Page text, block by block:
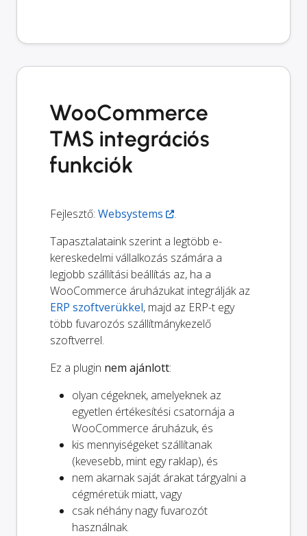
WooCommerce
TMS integrációs
funkciók
Fejlesztő: Websystems
.
Tapasztalataink szerint a legtöbb e-
kereskedelmi vállalkozás számára a
legjobb szállítási beállítás az, ha a
WooCommerce áruházukat integrálják az
ERP szoftverükkel, majd az ERP-t egy
több fuvarozós szállítmánykezelő
szoftverrel.
Ez a plugin nem ajánlott:
olyan cégeknek, amelyeknek az
egyetlen értékesítési csatornája a
WooCommerce áruházuk, és
kis mennyiségeket szállítanak
(kevesebb, mint egy raklap), és
nem akarnak saját árakat tárgyalni a
cégméretük miatt, vagy
csak néhány nagy fuvarozót
használnak.